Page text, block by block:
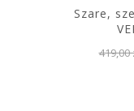
Szare,
419,00